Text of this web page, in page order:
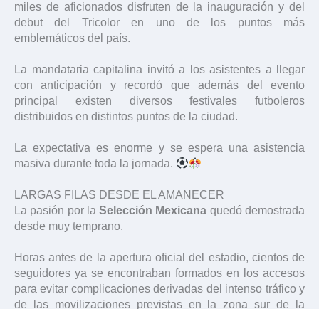
miles de aficionados disfruten de la inauguración y del
debut del Tricolor en uno de los puntos más
emblemáticos del país.
La mandataria capitalina invitó a los asistentes a llegar
con anticipación y recordó que además del evento
principal existen diversos festivales futboleros
distribuidos en distintos puntos de la ciudad.
La expectativa es enorme y se espera una asistencia
masiva durante toda la jornada.
LARGAS FILAS DESDE EL AMANECER
La pasión por laSelección Mexicana quedó demostrada
desde muy temprano.
Horas antes de la apertura oficial del estadio, cientos de
seguidores ya se encontraban formados en los accesos
para evitar complicaciones derivadas del intenso tráfico y
de las movilizaciones previstas en la zona sur de la